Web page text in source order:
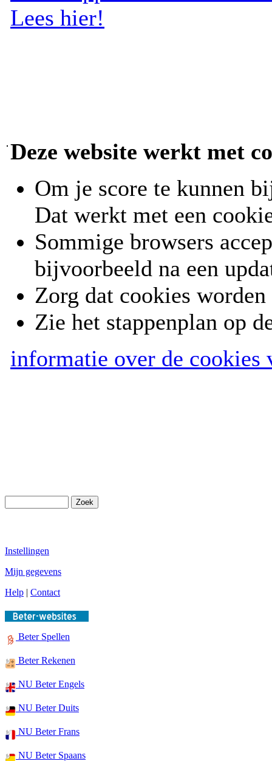
Lees hier!
Deze website werkt met
Om je score te kunnen
Dat werkt met een
Sommige browsers
bijvoorbeeld na een
Zorg dat cookies worden
Zie het stappenplan op
informatie over de cookies
Instellingen
Mijn gegevens
Help | Contact
Beter Spellen
Beter Rekenen
NU Beter Engels
NU Beter Duits
NU Beter Frans
NU Beter Spaans